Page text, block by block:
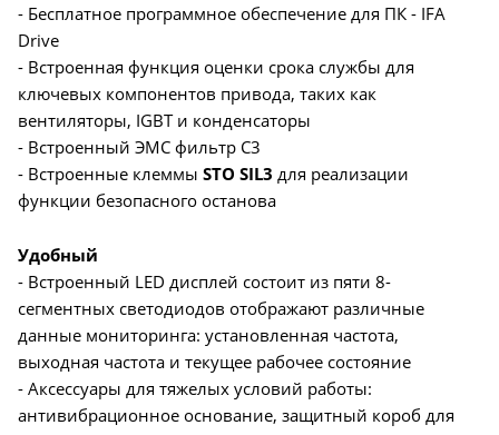
- Бесплатное программное обеспечение для ПК - IFA
Drive
- Встроенная функция оценки срока службы для
ключевых компонентов привода, таких как
вентиляторы, IGBT и конденсаторы
- Встроенный ЭМС фильтр С3
- Встроенные клеммы STO SIL3 для реализации
функции безопасного останова
Удобный
- Встроенный LED дисплей состоит из пяти 8-
сегментных светодиодов отображают различные
данные мониторинга: установленная частота,
выходная частота и текущее рабочее состояние
- Аксессуары для тяжелых условий работы:
антивибрационное основание, защитный короб для